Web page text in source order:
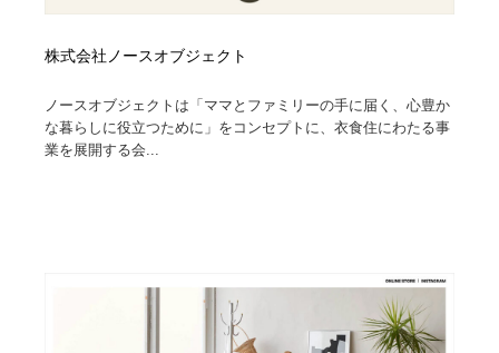
株式会社ノースオブジェクト
ノースオブジェクトは「ママとファミリーの手に届く、心豊か
な暮らしに役立つために」をコンセプトに、衣食住にわたる事
業を展開する会...